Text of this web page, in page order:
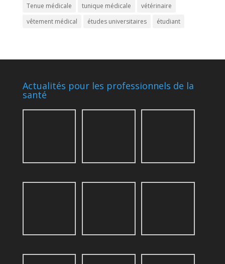
Tenue médicale tunique médicale
vétérinaire
vêtement médical
études universitaires étudiant
Actualités pour les professionnels de la
santé